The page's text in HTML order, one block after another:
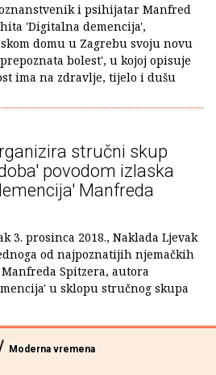
i psihijatar Manfred
'Digitalna demencija',
domu u Zagrebu svoju novu
bolest', u kojoj opisuje
ima na zdravlje, tijelo i dušu
stručni skup
povodom izlaska
Manfreda
3. prosinca 2018., Naklada Ljevak
od najpoznatijih njemačkih
Spitzera, autora
u sklopu stručnog skupa
Moderna vremena